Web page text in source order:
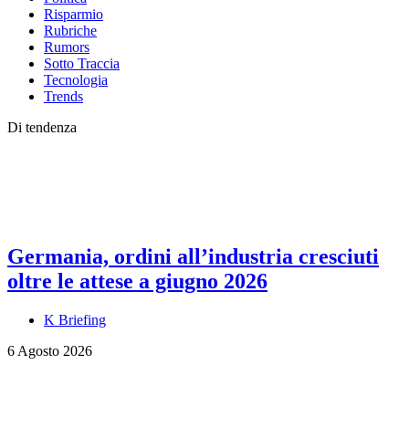
Risparmio
Rubriche
Rumors
Sotto Traccia
Tecnologia
Trends
Di tendenza
Germania, ordini all’industria cresciuti
oltre le attese a giugno 2026
K Briefing
6 Agosto 2026